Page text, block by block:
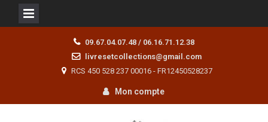
09.67.04.07.48 / 06.16.71.12.38
livresetcollections@gmail.com
RCS 450 528 237 00016 - FR12450528237
Mon compte